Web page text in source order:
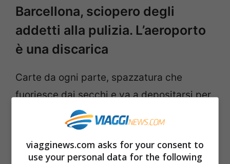
Barcellona, sciopero degli
addetti alla pulizia. L’aeroporto
è una discarica
Carte da ogni parte, spazzatura che
fuoriesce dai secchi e va a depositarsi per
terra, un’immagine che sicuramente non si
addice a una città sempre in ordine e
pulita come la città catalana.
viagginews.com asks for your consent to
use your personal data for the following